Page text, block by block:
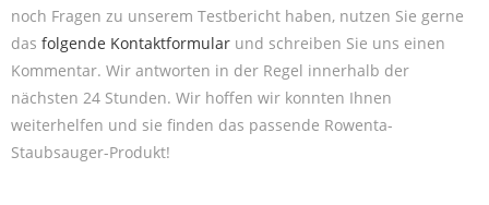
noch Fragen zu unserem Testbericht haben, nutzen Sie gerne
das folgende Kontaktformular und schreiben Sie uns einen
Kommentar. Wir antworten in der Regel innerhalb der
nächsten 24 Stunden. Wir hoffen wir konnten Ihnen
weiterhelfen und sie finden das passende Rowenta-
Staubsauger-Produkt!